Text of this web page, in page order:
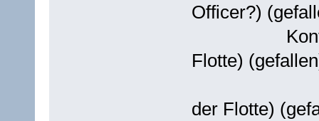
Officer?)
Flotte)
der Flotte)